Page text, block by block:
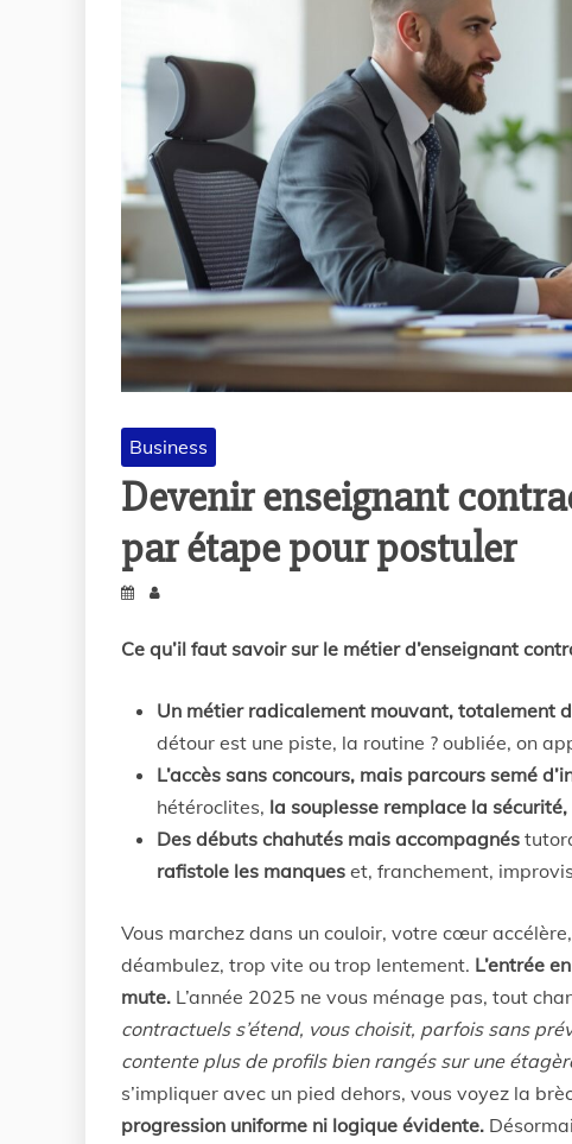
Business
Devenir enseignant
par étape pour postuler
Ce qu’il faut savoir sur le métier d’enseignant
Un métier radicalement mouvant, totalement
détour est une piste, la routine ? oubliée, on
L’accès sans concours, mais parcours semé
hétéroclites, la souplesse remplace la
Des débuts chahutés mais accompagnés
rafistole les manques et, franchement,
Vous marchez dans un couloir, votre cœur
déambulez, trop vite ou trop lentement. L’entrée
mute. L’année 2025 ne vous ménage pas, tout
contractuels s’étend, vous choisit, parfois sans
contente plus de profils bien rangés sur une
s’impliquer avec un pied dehors, vous voyez la
progression uniforme ni logique évidente.